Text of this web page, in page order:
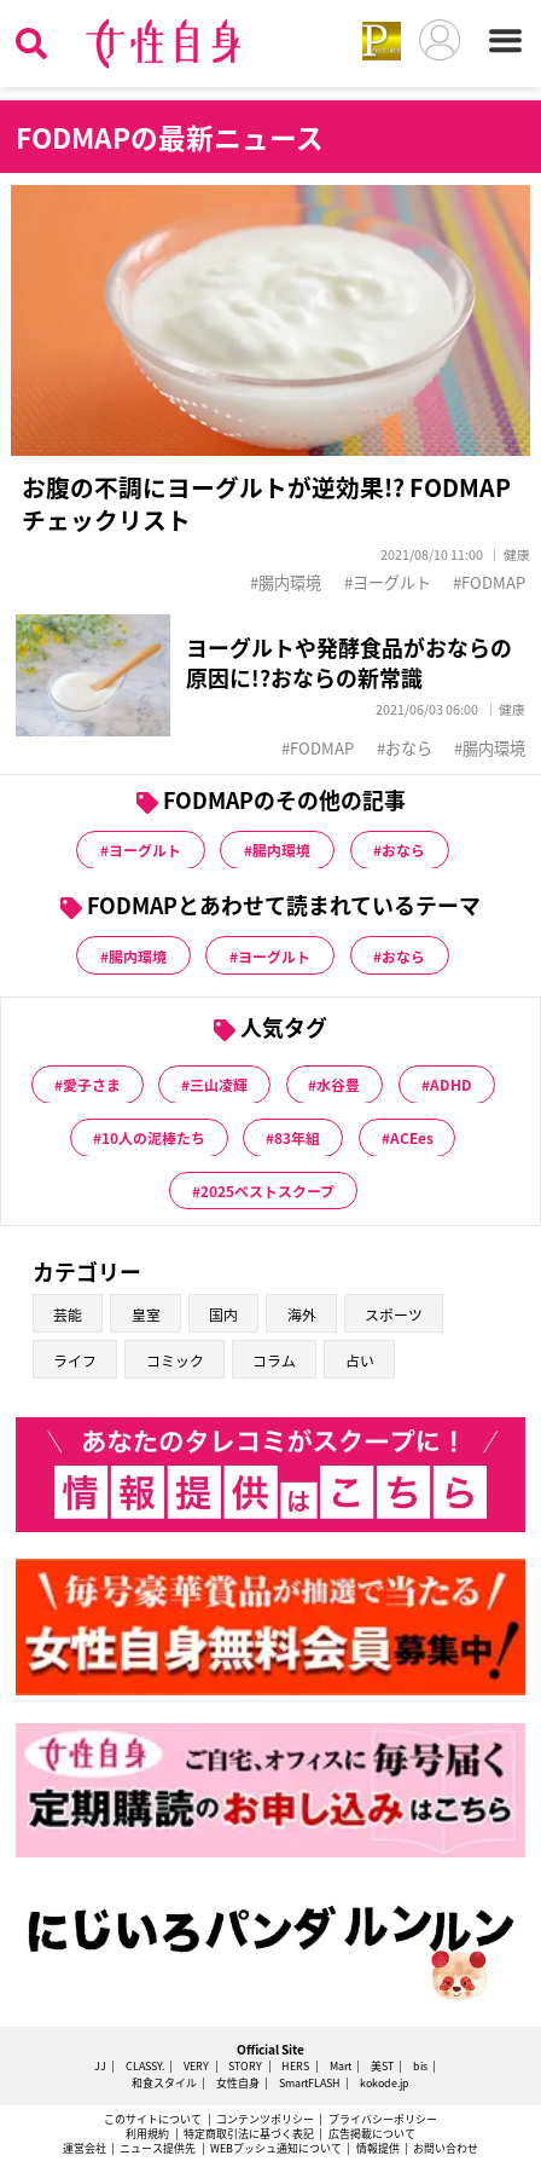
FODMAPの最新ニュース
お腹の不調にヨーグルトが逆効果!? FODMAP
チェックリスト
2021/08/10 11:00 健康
腸内環境 ヨーグルト FODMAP
ヨーグルトや発酵食品がおならの
原因に!?おならの新常識
2021/06/03 06:00 健康
FODMAP おなら 腸内環境
FODMAPのその他の記事
ヨーグルト 腸内環境 おなら
FODMAPとあわせて読まれているテーマ
腸内環境 ヨーグルト おなら
人気タグ
愛子さま 三山凌輝 水谷豊 ADHD
10人の泥棒たち 83年組 ACEes
2025ベストスクープ
カテゴリー
芸能 皇室 国内 海外 スポーツ
ライフ コミック コラム 占い
Official Site
JJ CLASSY. VERY STORY HERS Mart 美ST
bis
和食スタイル
女性自身 SmartFLASH kokode.jp
このサイトについて コンテンツポリシー
プライバシーポリシー
利用規約
特定商取引法に基づく表記
広告掲載について
運営会社
ニュース提供先 WEBプッシュ通知について 情報提供 お問い合わせ